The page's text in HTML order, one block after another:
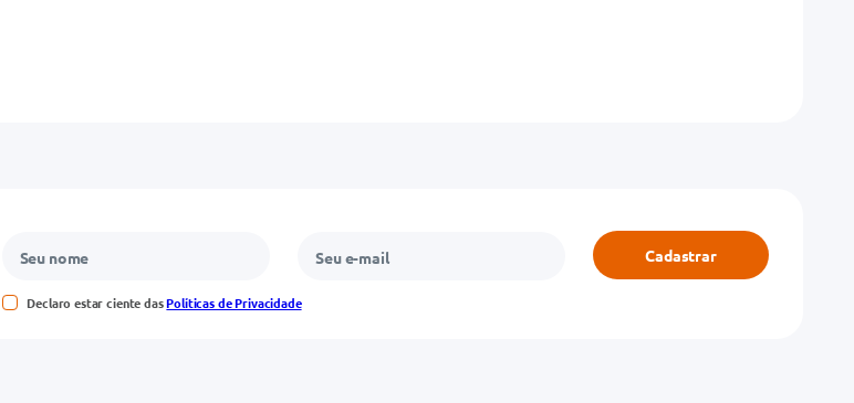
Declaro estar ciente dasPolíticas de Privacidade
Cadastrar